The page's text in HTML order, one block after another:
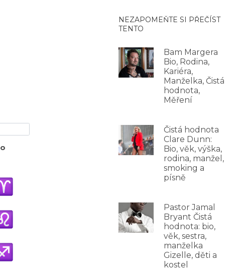
NEZAPOMEŇTE SI PŘEČÍST
TENTO
Bam Margera
Bio, Rodina,
Kariéra,
Manželka, Čistá
hodnota,
Měření
Čistá hodnota
Clare Dunn:
Bio, věk, výška,
rodina, manžel,
smoking a
písně
Pastor Jamal
Bryant Čistá
hodnota: bio,
věk, sestra,
manželka
Gizelle, děti a
kostel